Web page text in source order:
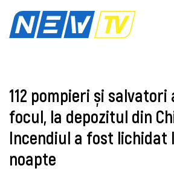
112 pompieri și
focul, la depozitul din
Incendiul a fost lichidat
noapte